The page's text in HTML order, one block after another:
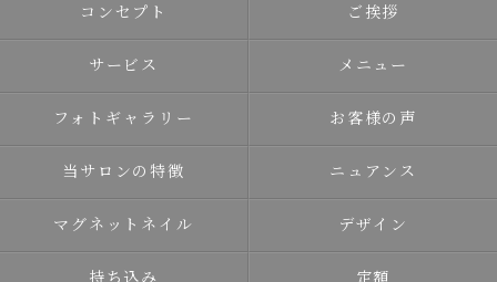
コンセプト ご挨拶
サービス メニュー
フォトギャラリー お客様の声
当サロンの特徴 ニュアンス
マグネットネイル デザイン